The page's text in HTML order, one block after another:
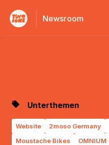
Newsroom
Unterthemen
Website 2moso Germany
Moustache Bikes
OMNIUM